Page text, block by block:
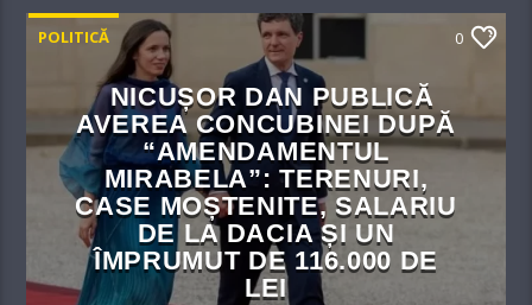
POLITICĂ 0
NICUȘOR DAN PUBLICĂ
AVEREA CONCUBINEI DUPĂ
“AMENDAMENTUL
MIRABELA”: TERENURI,
CASE MOȘTENITE, SALARIU
DE LA DACIA ȘI UN
ÎMPRUMUT DE 116.000 DE
LEI